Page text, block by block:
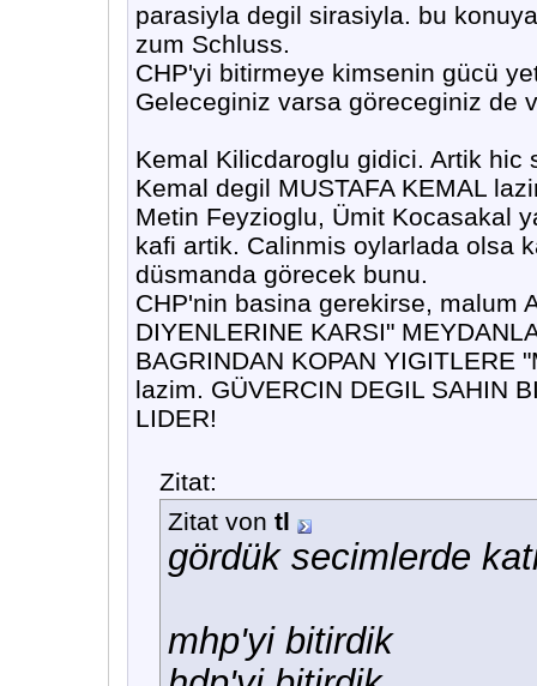
parasiyla degil sirasiyla. bu
zum Schluss.
CHP'yi bitirmeye kimsenin gücü
Geleceginiz varsa göreceginiz de
Kemal Kilicdaroglu gidici. Artik hic
Kemal degil MUSTAFA KEMAL
Metin Feyzioglu, Ümit Kocasakal
kafi artik. Calinmis oylarlada olsa
düsmanda görecek bunu.
CHP'nin basina gerekirse, malum
DIYENLERINE KARSI"
BAGRINDAN KOPAN YIGITLERE
lazim. GÜVERCIN DEGIL SAHIN
LIDER!
Zitat:
Zitat von tl
gördük secimlerde
mhp'yi bitirdik